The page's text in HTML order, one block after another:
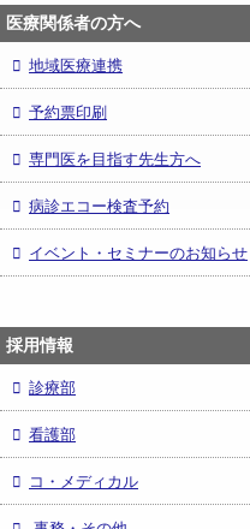
医療関係者の方へ
地域医療連携
予約票印刷
専門医を目指す先生方へ
病診エコー検査予約
イベント・セミナーのお知らせ
採用情報
診療部
看護部
コ・メディカル